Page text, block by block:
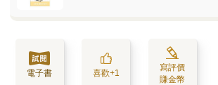
電子書 喜歡+1
寫評價
賺金幣